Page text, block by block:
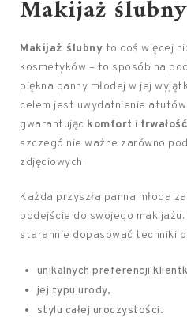
Makijaż
Makijaż ślubny to coś więcej
kosmetyków – to sposób na
piękna panny młodej w jej
celem jest uwydatnienie
gwarantując komfort i trwałość
szczególnie ważne zarówno
zdjęciowych.
Każda przyszła panna młoda
podejście do swojego
starannie dopasować techniki
unikalnych preferencji
jej typu urody,
stylu całej uroczystości.